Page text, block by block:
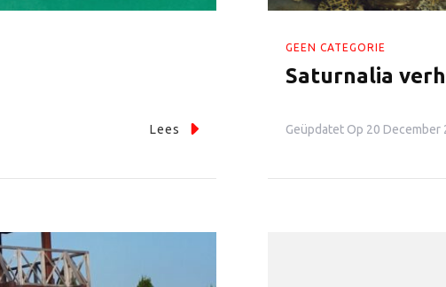
Lees
GEEN CATEGORIE
Saturnalia
Geüpdatet Op 20 December